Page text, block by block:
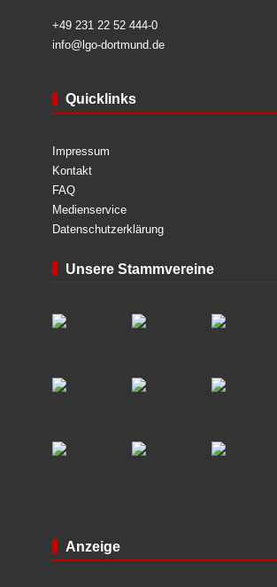
+49 231 22 52 444-0
info@lgo-dortmund.de
Quicklinks
Impressum
Kontakt
FAQ
Medienservice
Datenschutzerklärung
Unsere Stammvereine
Anzeige